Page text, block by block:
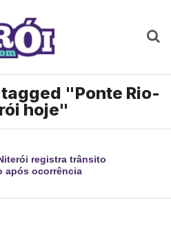
"Ponte Rio-
hoje"
registra trânsito
após ocorrência